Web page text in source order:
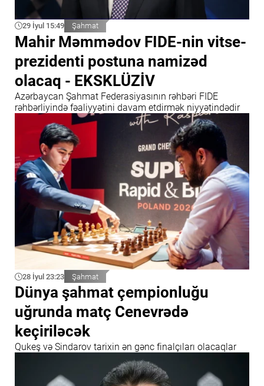
29 İyul 15:49 Şahmat
Mahir Məmmədov FIDE-nin vitse-
prezidenti postuna namizəd
olacaq - EKSKLÜZİV
Azərbaycan Şahmat Federasiyasının rəhbəri FIDE
rəhbərliyində fəaliyyətini davam etdirmək niyyətindədir
28 İyul 23:23 Şahmat
Dünya şahmat çempionluğu
uğrunda matç Cenevrədə
keçiriləcək
Qukeş və Sindarov tarixin ən gənc finalçıları olacaqlar